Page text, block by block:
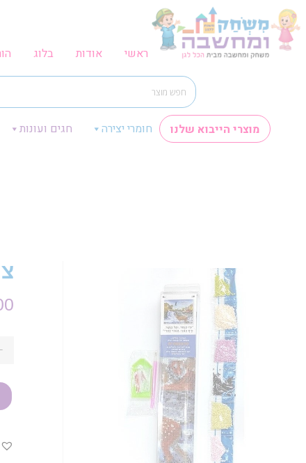
ראשי אודות בלוג
מוצרי הייבוא שלנו חומרי יצירה חגים ועונות
-